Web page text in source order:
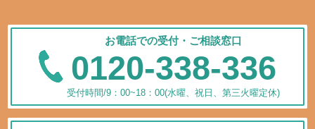
お電話での受付・ご相談窓口
0120-338-336
受付時間/9：00~18：00(水曜、祝日、第三火曜定休)